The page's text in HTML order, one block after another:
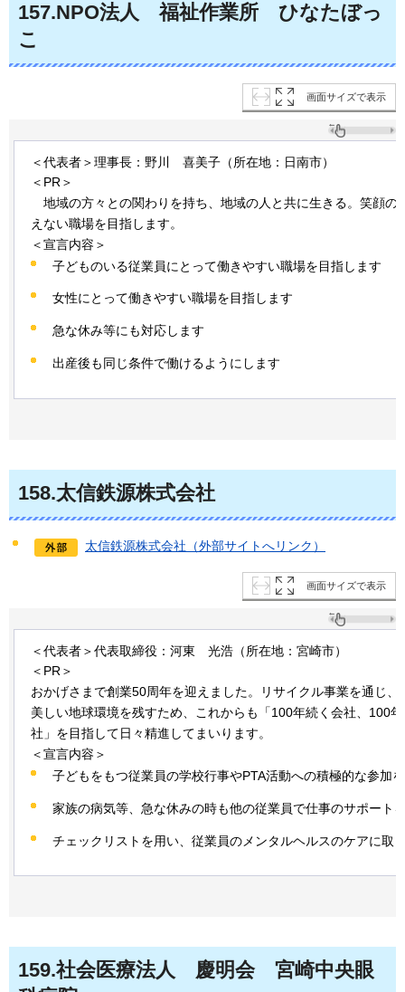
157.NPO法人 福祉作業所
ひなたぼっ
こ
画面サイズで表示
＜代表者＞理事長：野川 喜美子 （所在地：日南市）
＜PR＞
地域の方々との関わりを持ち、地域の人と共に生きる。笑顔の
えない職場を目指します。
＜宣言内容＞
子どものいる従業員にとって働きやすい職場を目指します
女性にとって働きやすい職場を目指します
急な休み等にも対応します
出産後も同じ条件で働けるようにします
158.太信鉄源株式会社
太信鉄源株式会社（外部サイトへリンク）
画面サイズで表示
＜代表者＞代表取締役：河東 光浩 （所在地：宮崎市）
＜PR＞
おかげさまで創業50周年を迎えました。リサイクル事業を通じ、
美しい地球環境を残すため、これからも「100年続く会社、100
社」を目指して日々精進してまいります。
＜宣言内容＞
子どもをもつ従業員の学校行事やPTA活動への積極的な参加
家族の病気等、急な休みの時も他の従業員で仕事のサポート
チェックリストを用い、従業員のメンタルヘルスのケアに取
159.社会医療法人 慶明会 宮崎中央眼